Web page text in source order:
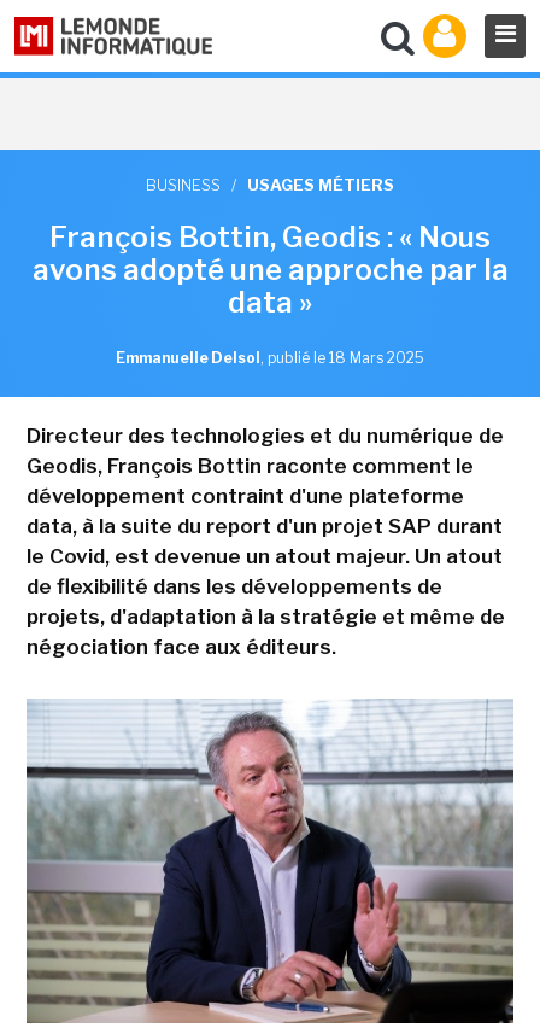
BUSINESS / USAGES MÉTIERS
François Bottin, Geodis : « Nous
avons adopté une approche par la
data »
Emmanuelle Delsol , publié le 18 Mars 2025
Directeur des technologies et du numérique de
Geodis, François Bottin raconte comment le
développement contraint d'une plateforme
data, à la suite du report d'un projet SAP durant
le Covid, est devenue un atout majeur. Un atout
de flexibilité dans les développements de
projets, d'adaptation à la stratégie et même de
négociation face aux éditeurs.